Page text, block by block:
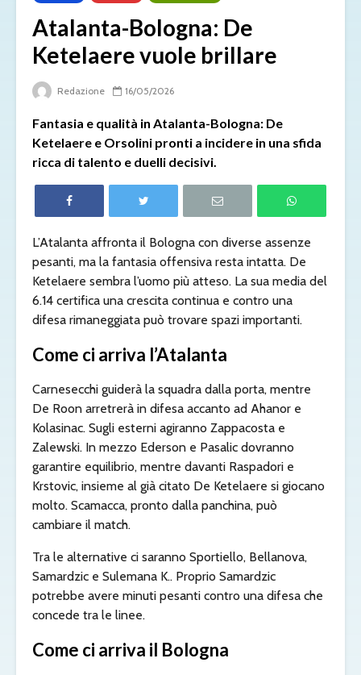
Atalanta-Bologna: De
Ketelaere vuole brillare
Redazione 16/05/2026
Fantasia e qualità in Atalanta-Bologna: De
Ketelaere e Orsolini pronti a incidere in una sfida
ricca di talento e duelli decisivi.
L’Atalanta affronta il Bologna con diverse assenze
pesanti, ma la fantasia offensiva resta intatta. De
Ketelaere sembra l’uomo più atteso. La sua media del
6.14 certifica una crescita continua e contro una
difesa rimaneggiata può trovare spazi importanti.
Come ci arriva l’Atalanta
Carnesecchi guiderà la squadra dalla porta, mentre
De Roon arretrerà in difesa accanto ad Ahanor e
Kolasinac. Sugli esterni agiranno Zappacosta e
Zalewski. In mezzo Ederson e Pasalic dovranno
garantire equilibrio, mentre davanti Raspadori e
Krstovic, insieme al già citato De Ketelaere si giocano
molto. Scamacca, pronto dalla panchina, può
cambiare il match.
Tra le alternative ci saranno Sportiello, Bellanova,
Samardzic e Sulemana K.. Proprio Samardzic
potrebbe avere minuti pesanti contro una difesa che
concede tra le linee.
Come ci arriva il Bologna